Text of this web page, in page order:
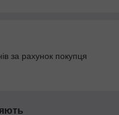
за рахунок покупця